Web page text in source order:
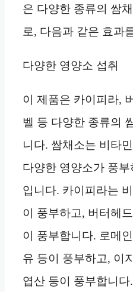
은 다양한 종류의 쌈
로, 다음과 같은 효과
다양한 영양소 섭취
이 제품은 카이피라,
벨 등 다양한 종류의
니다. 쌈채소는 비타
다양한 영양소가 풍
입니다. 카이피라는
이 풍부하고, 버터헤
이 풍부합니다. 로메
유 등이 풍부하고, 이
엽산 등이 풍부합니다.